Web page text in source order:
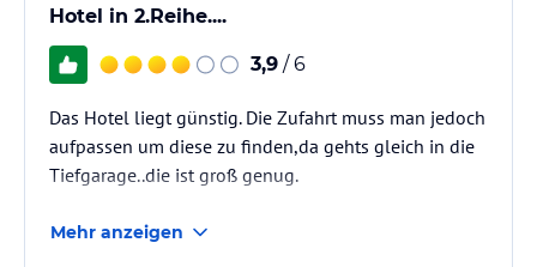
Hotel in 2.Reihe....
3,9 / 6
Das Hotel liegt günstig. Die Zufahrt muss man jedoch
aufpassen um diese zu finden,da gehts gleich in die
Tiefgarage..die ist groß genug.
Mehr anzeigen